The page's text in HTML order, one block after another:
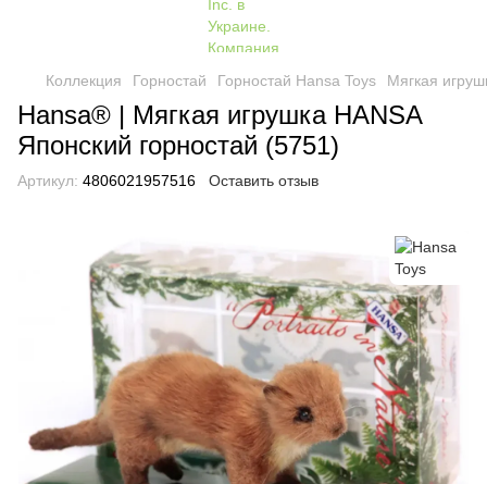
Коллекция Горностай Горностай Hansa Toys Мягкая
Hansa® | Мягкая игрушка HANSA
Японский горностай (5751)
Артикул: 4806021957516 Оставить отзыв